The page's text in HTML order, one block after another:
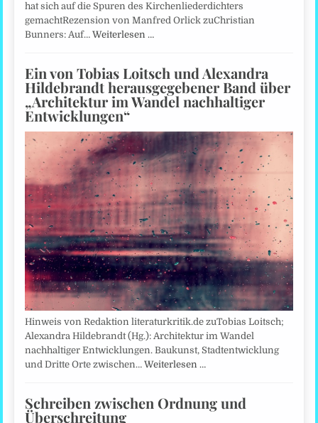
hat sich auf die Spuren des Kirchenliederdichters
gemachtRezension von Manfred Orlick zuChristian
Bunners: Auf…Weiterlesen …
Ein von Tobias Loitsch und Alexandra
Hildebrandt herausgegebener Band über
„Architektur im Wandel nachhaltiger
Entwicklungen“
Hinweis von Redaktion literaturkritik.de zuTobias Loitsch;
Alexandra Hildebrandt (Hg.): Architektur im Wandel
nachhaltiger Entwicklungen. Baukunst, Stadtentwicklung
und Dritte Orte zwischen…Weiterlesen …
Schreiben zwischen Ordnung und
Überschreitung